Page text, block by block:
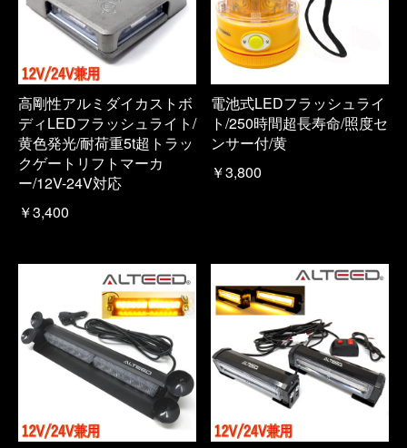
高剛性アルミダイカストボ
ディLEDフラッシュライト/
黄色発光/耐荷重5t超トラッ
クゲートリフトマーカ
ー/12V-24V対応
￥3,400
電池式LEDフラッシュライ
ト/250時間超長寿命/照度セ
ンサー付/黄
￥3,800